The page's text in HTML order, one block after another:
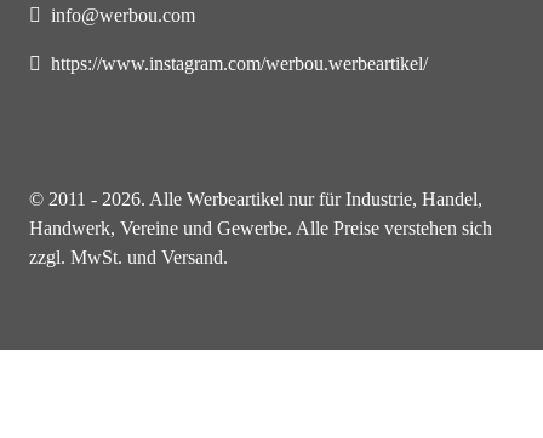
info@werbou.com
https://www.instagram.com/werbou.werbeartikel/
© 2011 - 2026. Alle Werbeartikel nur für Industrie, Handel,
Handwerk, Vereine und Gewerbe. Alle Preise verstehen sich
zzgl. MwSt. und Versand.